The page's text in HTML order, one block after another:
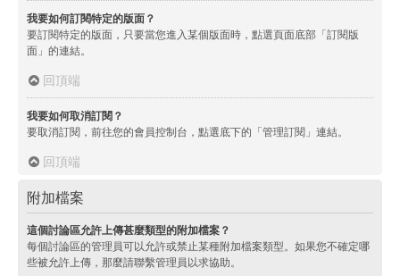
我要如何訂閱特定的版面？
要訂閱特定的版面，只要當您進入某個版面時，點選頁面底部「訂閱版
面」的連結。
回頂端
我要如何取消訂閱？
要取消訂閱，前往您的會員控制台，點選底下的「管理訂閱」連結。
回頂端
附加檔案
這個討論區允許上傳甚麼類型的附加檔案？
每個討論區的管理員可以允許或禁止某種附加檔案類型。如果您不確定哪
些被允許上傳，那麼請聯繫管理員以求協助。